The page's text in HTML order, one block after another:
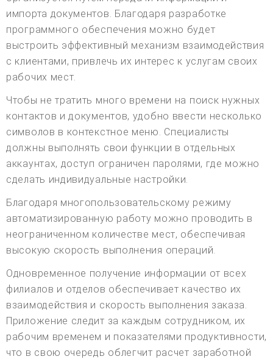
импорта документов. Благодаря разработке
программного обеспечения можно будет
выстроить эффективный механизм взаимодействия
с клиентами, привлечь их интерес к услугам своих
рабочих мест.
Чтобы не тратить много времени на поиск нужных
контактов и документов, удобно ввести несколько
символов в контекстное меню. Специалисты
должны выполнять свои функции в отдельных
аккаунтах, доступ ограничен паролями, где можно
сделать индивидуальные настройки.
Благодаря многопользовательскому режиму
автоматизированную работу можно проводить в
неограниченном количестве мест, обеспечивая
высокую скорость выполнения операций.
Одновременное получение информации от всех
филиалов и отделов обеспечивает качество их
взаимодействия и скорость выполнения заказа.
Приложение следит за каждым сотрудником, их
рабочим временем и показателями продуктивности,
что в свою очередь облегчит расчет заработной